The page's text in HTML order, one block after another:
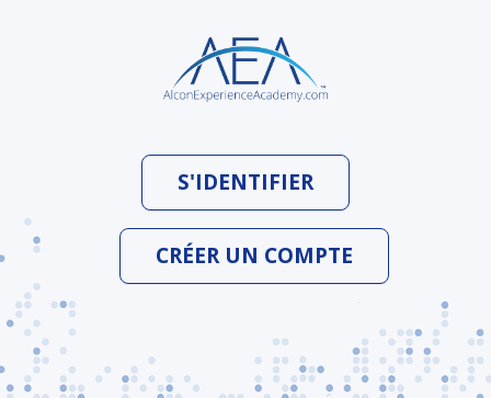
S'IDENTIFIER
CRÉER UN COMPTE
FR-VC-2400037 - © 2024, Alcon Inc, Laboratoires Alcon RCS Nanterre 652
009 044.